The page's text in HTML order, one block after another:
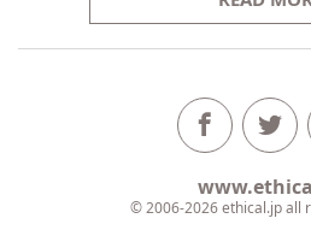
© 2006-2026 ethical.jp all